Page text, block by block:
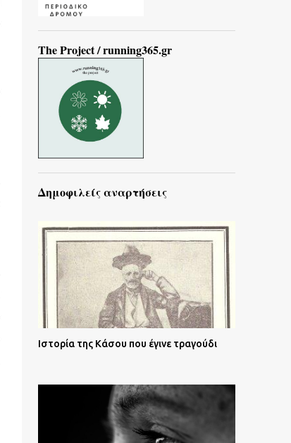
The Project / running365.gr
Δημοφιλείς αναρτήσεις
Ιστορία της Κάσου που έγινε τραγούδι